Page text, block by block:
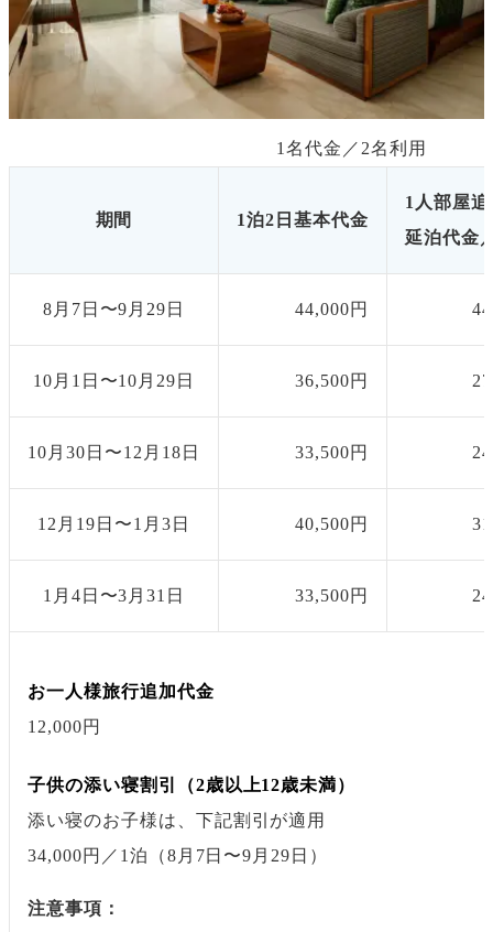
1名代金／ 2名利用
期間 1泊2日基本代金
1人部屋
延泊代金
8月7日〜9月29日 44,000円
10月1日〜10月29日 36,500円
10月30日〜12月18日 33,500円
12月19日〜1月3日 40,500円
1月4日〜3月31日 33,500円
お一人様旅行追加代金
12,000円
子供の添い寝割引（2歳以上12歳未満）
添い寝のお子様は、下記割引が適用
34,000円 ／1泊 （8月7日〜9月29日）
注意事項：